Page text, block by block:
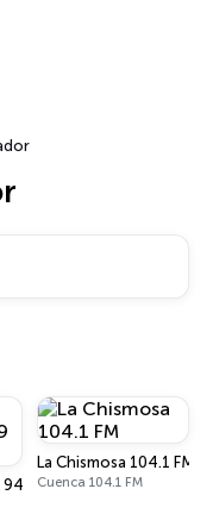
94.9 FM
La Chismosa 104.1 FM
Cuenca 104.1 FM